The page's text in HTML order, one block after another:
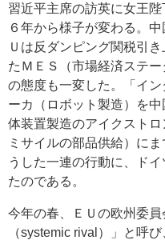
習近平主席の訪英に女王
６年から様子が変わる。
Ｕは反ダンピング関税引
たＭＥＳ（市場経済ステ
の態度も一変した。「イ
ーカ（ロボット製造）を
体装置製造のアイクスト
ミサイルの部品供給）に
うした一連の行動に、ド
たのである。
今年の春、ＥＵの欧州委
（systemic rival）」と呼